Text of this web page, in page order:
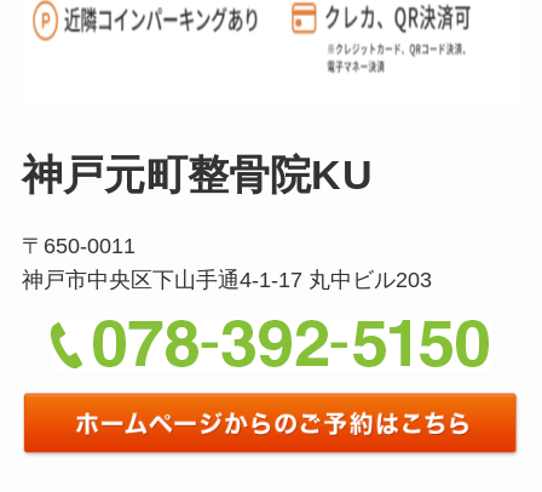
神戸元町整骨院KU
〒650-0011
神戸市中央区下山手通4-1-17 丸中ビル203